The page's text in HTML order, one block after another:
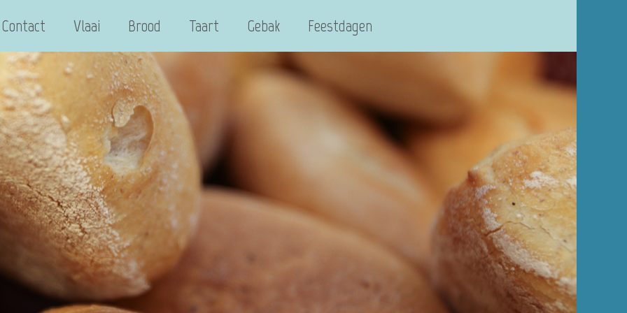
Contact Vlaai Brood Taart Gebak Feestdagen